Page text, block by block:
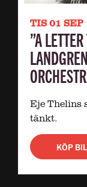
TIS 01 SEP
”A
Eje Thelins
tänkt.
KÖP